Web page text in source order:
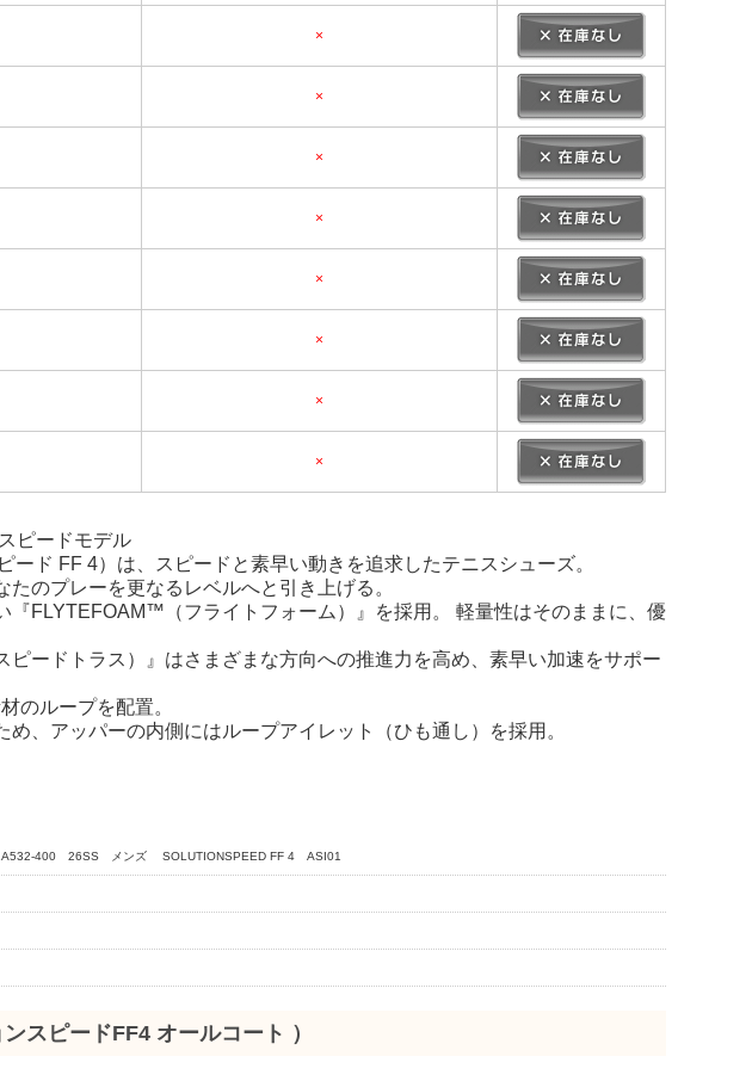
×
×
×
×
×
×
×
×
ピードモデル
ド FF 4）は、スピードと素早い動きを追求したテニスシューズ。
のプレーを更なるレベルへと引き上げる。
『FLYTEFOAM™（フライトフォーム）』を採用。 軽量性はそのままに、優
ードトラス）』はさまざまな方向への推進力を高め、素早い加速をサポー
のループを配置。
、アッパーの内側にはループアイレット（ひも通し）を採用。
400 26SS メンズ SOLUTIONSPEED FF 4 ASI01
スピードFF4 オールコート ）